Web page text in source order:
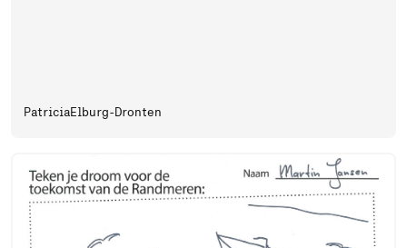
PatriciaElburg-Dronten